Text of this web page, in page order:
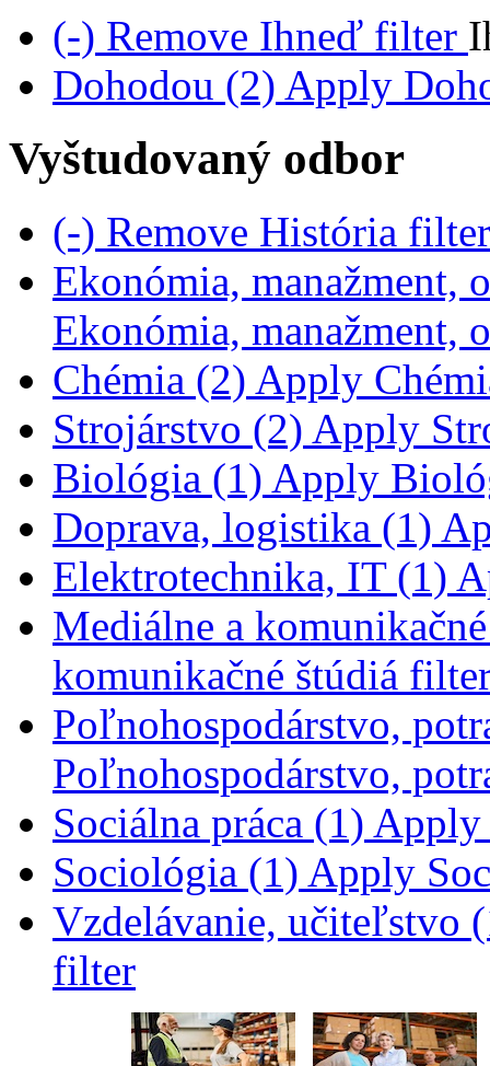
(-) Remove Ihneď filter
Dohodou (2) Apply
Vyštudovaný odbor
(-) Remove História
Ekonómia, manažment,
Ekonómia, manažment,
Chémia (2) Apply
Strojárstvo (2) Apply
Biológia (1) Apply
Doprava, logistika (1)
Elektrotechnika, IT (1)
Mediálne a
komunikačné štúdiá
Poľnohospodárstvo,
Poľnohospodárstvo,
Sociálna práca (1) Apply
Sociológia (1) Apply
Vzdelávanie, učiteľstvo
filter